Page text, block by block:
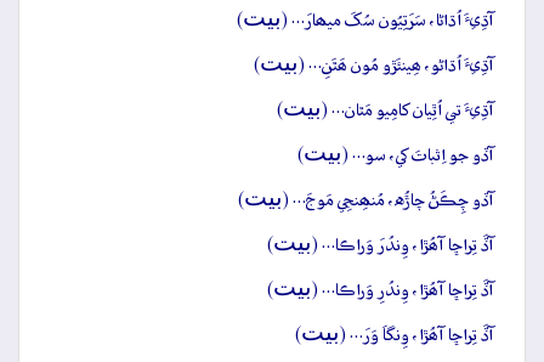
آڌِيءَ اُڌاڻا، سَرَتِيُون سُکَ ميھارَ… (بيت)
آڌِيءَ اُڌاڻو، ھِينئَڙو مُون ھَٿَنِ… (بيت)
آڌِيءَ تي اُٿِيان کامِيو مَٿان… (بيت)
آڏو جو اِثباتَ کي، سو… (بيت)
آڏو چِڪَڻُ چاڙُه، مُنھِنجِي مَوجَ… (بيت)
آڏَ تِراڇا آھُڙا، وِندُرَ وَراڪا… (بيت)
آڏَ تِراڇا آھُڙا، وِندُرِ وَراڪا… (بيت)
آڏَ تِراڇا آھُڙا، وِنگاَ وَرَ… (بيت)